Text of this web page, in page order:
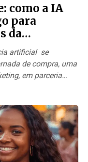
como a IA
para
da
artificial se
de compra, uma
em parceria